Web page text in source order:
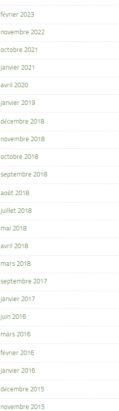
février 2023
novembre 2022
octobre 2021
janvier 2021
avril 2020
janvier 2019
décembre 2018
novembre 2018
octobre 2018
septembre 2018
août 2018
juillet 2018
mai 2018
avril 2018
mars 2018
septembre 2017
janvier 2017
juin 2016
mars 2016
février 2016
janvier 2016
décembre 2015
novembre 2015